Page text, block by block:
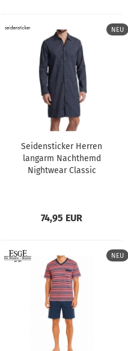
NEU
Seidensticker Herren
langarm Nachthemd
Nightwear Classic
74,95 EUR
NEU